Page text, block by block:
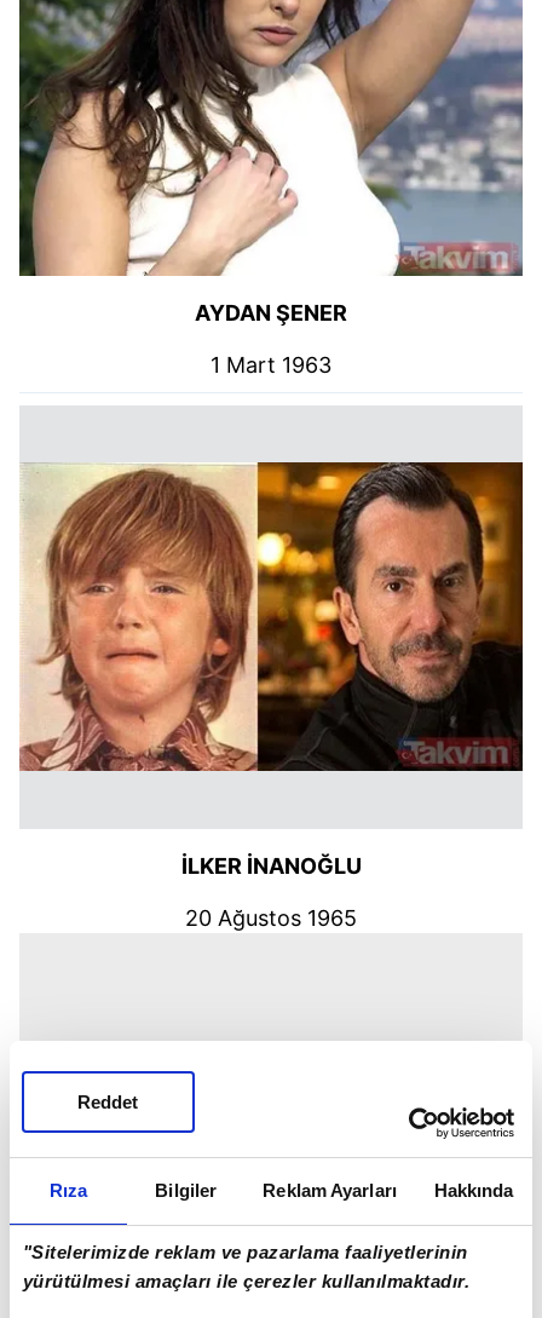
Rıza Bilgiler Reklam Ayarları Hakkında
"Sitelerimizde reklam ve pazarlama faaliyetlerinin
yürütülmesi amaçları ile çerezler kullanılmaktadır.
Reddet
AYDAN ŞENER
1 Mart 1963
İLKER İNANOĞLU
20 Ağustos 1965